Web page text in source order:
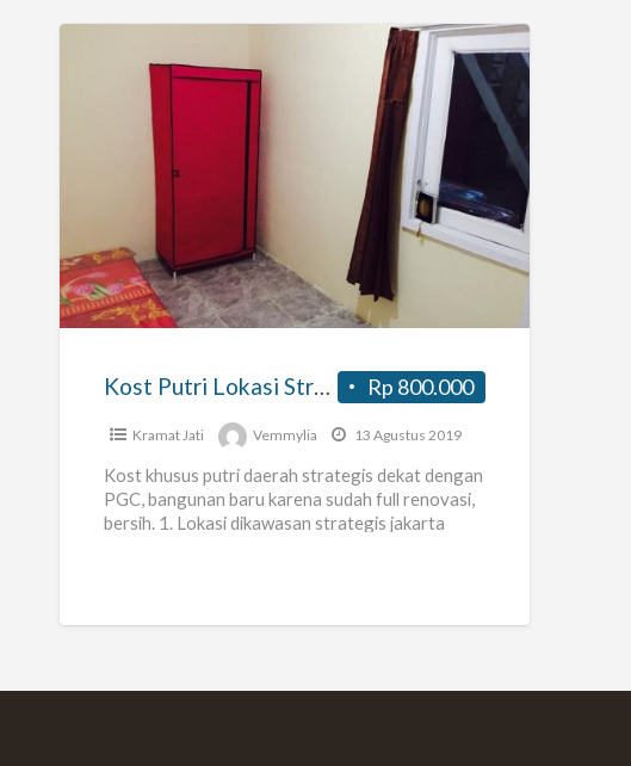
Lokasi
Strategis
bangunan
sudah
renovasi
Rp 800.000
Kost Putri Lokasi Strategis dekat PGC, bangunan baru sudah full renovasi
Kramat Jati Vemmylia 13 Agustus 2019
Kost khusus putri daerah strategis dekat dengan
PGC, bangunan baru karena sudah full renovasi,
bersih. 1. Lokasi dikawasan strategis jakarta